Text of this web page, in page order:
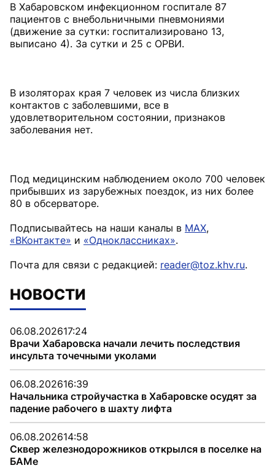
В Хабаровском инфекционном госпитале 87
пациентов с внебольничными пневмониями
(движение за сутки: госпитализировано 13,
выписано 4). За сутки и 25 с ОРВИ.
В изоляторах края 7 человек из числа близких
контактов с заболевшими, все в
удовлетворительном состоянии, признаков
заболевания нет.
Под медицинским наблюдением около 700 человек
прибывших из зарубежных поездок, из них более
80 в обсерваторе.
Подписывайтесь на наши каналы в MAX,
«ВКонтакте» и «Одноклассниках».
Почта для связи с редакцией: reader@toz.khv.ru.
НОВОСТИ
06.08.202617:24
Врачи Хабаровска начали лечить последствия
инсульта точечными уколами
06.08.202616:39
Начальника стройучастка в Хабаровске осудят за
падение рабочего в шахту лифта
06.08.202614:58
Сквер железнодорожников открылся в поселке на
БАМе